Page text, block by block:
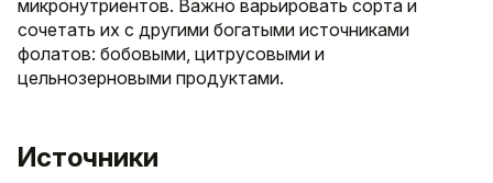
микронутриентов. Важно варьировать сорта и
сочетать их с другими богатыми источниками
фолатов: бобовыми, цитрусовыми и
цельнозерновыми продуктами.
Источники